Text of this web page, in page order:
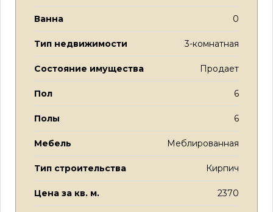
Ванна 0
Тип недвижимости 3-комнатная
Состояние имущества Продает
Пол 6
Полы 6
Мебель Меблированная
Тип строительства Кирпич
Цена за кв. м. 2370